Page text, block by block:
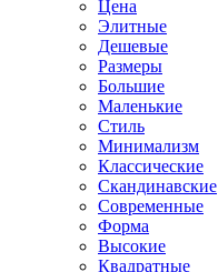
Цена
Элитные
Дешевые
Размеры
Большие
Маленькие
Стиль
Минимализм
Классические
Скандинавские
Современные
Форма
Высокие
Квадратные